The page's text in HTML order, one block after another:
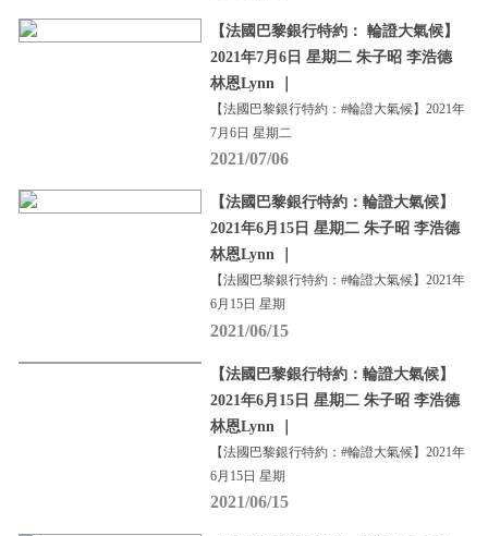
【法國巴黎銀行特約： 輪證大氣候】
2021年7月6日 星期二 朱子昭 李浩德
林恩Lynn ｜
【法國巴黎銀行特約：#輪證大氣候】2021年
7月6日 星期二
2021/07/06
【法國巴黎銀行特約：輪證大氣候】
2021年6月15日 星期二 朱子昭 李浩德
林恩Lynn ｜
【法國巴黎銀行特約：#輪證大氣候】2021年
6月15日 星期
2021/06/15
【法國巴黎銀行特約：輪證大氣候】
2021年6月15日 星期二 朱子昭 李浩德
林恩Lynn ｜
【法國巴黎銀行特約：#輪證大氣候】2021年
6月15日 星期
2021/06/15